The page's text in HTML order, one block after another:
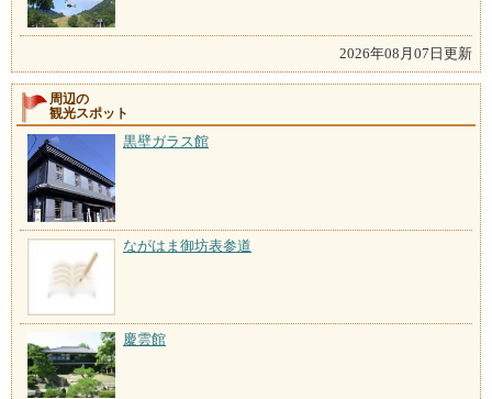
2026年08月07日更新
周辺の
観光スポット
黒壁ガラス館
ながはま御坊表参道
慶雲館